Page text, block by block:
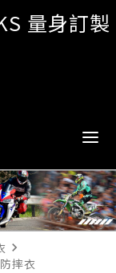
量身訂製
navigate_next
摔衣